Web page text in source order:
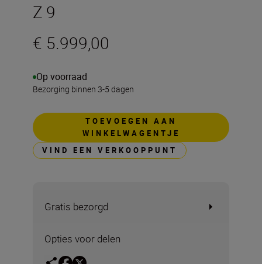
Z 9
€ 5.999,00
Op voorraad
Bezorging binnen 3-5 dagen
TOEVOEGEN AAN
WINKELWAGENTJE
VIND EEN VERKOOPPUNT
Gratis bezorgd
Opties voor delen